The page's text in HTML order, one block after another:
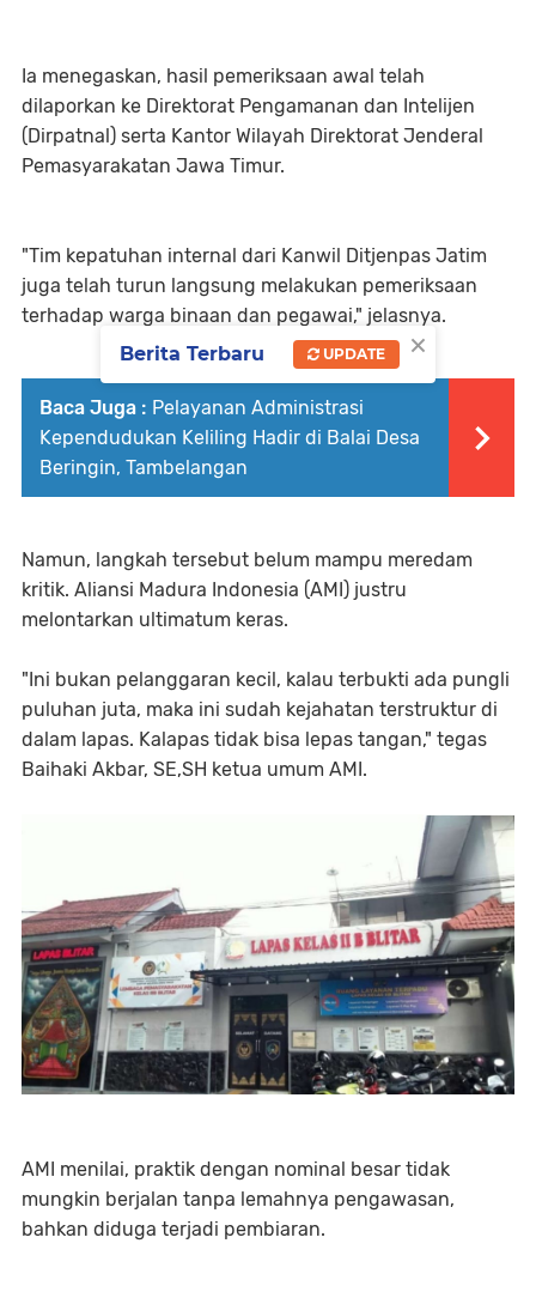
Ia menegaskan, hasil pemeriksaan awal telah
dilaporkan ke Direktorat Pengamanan dan Intelijen
(Dirpatnal) serta Kantor Wilayah Direktorat Jenderal
Pemasyarakatan Jawa Timur.
"Tim kepatuhan internal dari Kanwil Ditjenpas Jatim
juga telah turun langsung melakukan pemeriksaan
terhadap warga binaan dan pegawai," jelasnya.
Baca Juga : Pelayanan Administrasi
Kependudukan Keliling Hadir di Balai Desa
Beringin, Tambelangan
Namun, langkah tersebut belum mampu meredam
kritik. Aliansi Madura Indonesia (AMI) justru
melontarkan ultimatum keras.
"Ini bukan pelanggaran kecil, kalau terbukti ada pungli
puluhan juta, maka ini sudah kejahatan terstruktur di
dalam lapas. Kalapas tidak bisa lepas tangan," tegas
Baihaki Akbar, SE,SH ketua umum AMI.
AMI menilai, praktik dengan nominal besar tidak
mungkin berjalan tanpa lemahnya pengawasan,
bahkan diduga terjadi pembiaran.
×
Berita Terbaru UPDATE